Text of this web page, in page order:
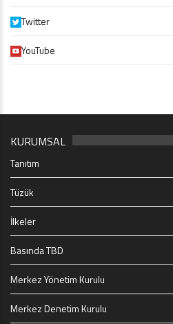
Twitter
YouTube
KURUMSAL
Tanıtım
Tüzük
İlkeler
Basında TBD
Merkez Yönetim Kurulu
Merkez Denetim Kurulu